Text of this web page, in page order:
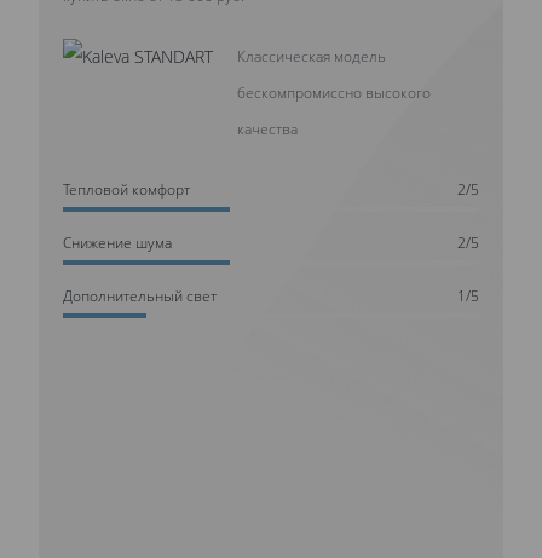
Классическая модель
бескомпромиссно высокого
качества
Тепловой комфорт 2/5
Cнижение шума 2/5
Дополнительный свет 1/5